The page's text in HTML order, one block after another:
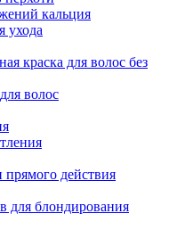
кальция
ухода
краска для волос без
волос
прямого действия
для блондирования